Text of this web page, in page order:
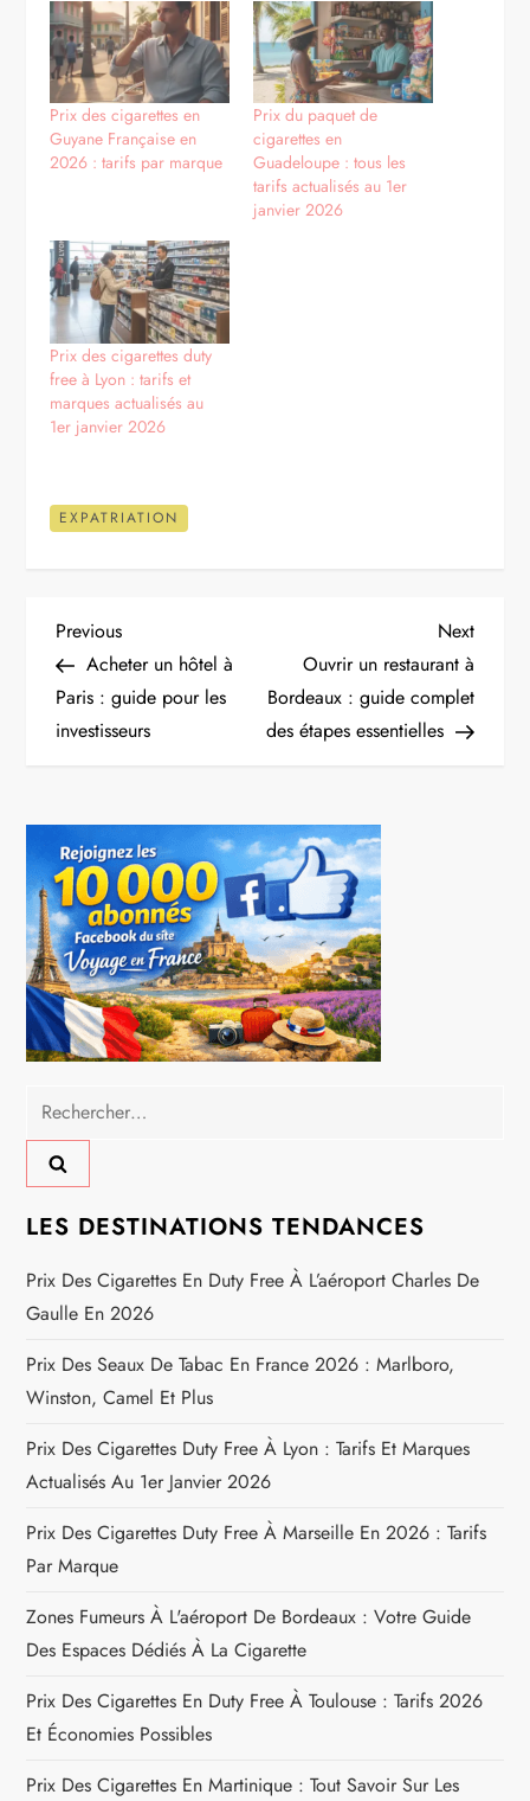
Prix des cigarettes en
Guyane Française en
2026 : tarifs par marque
Prix du paquet de
cigarettes en
Guadeloupe : tous les
tarifs actualisés au 1er
janvier 2026
Prix des cigarettes duty
free à Lyon : tarifs et
marques actualisés au
1er janvier 2026
EXPATRIATION
N
a
v
i
g
a
t
i
o
n
d
e
l
’
a
r
t
i
c
l
e
Previous
Post
Previous
Acheter un hôtel à
Paris : guide pour les
investisseurs
Next
Post
Next
Ouvrir un restaurant à
Bordeaux : guide complet
des étapes essentielles
Rechercher :
LES DESTINATIONS TENDANCES
Prix Des Cigarettes En Duty Free À L’aéroport Charles De
Gaulle En 2026
Prix Des Seaux De Tabac En France 2026 : Marlboro,
Winston, Camel Et Plus
Prix Des Cigarettes Duty Free À Lyon : Tarifs Et Marques
Actualisés Au 1er Janvier 2026
Prix Des Cigarettes Duty Free À Marseille En 2026 : Tarifs
Par Marque
Zones Fumeurs À L'aéroport De Bordeaux : Votre Guide
Des Espaces Dédiés À La Cigarette
Prix Des Cigarettes En Duty Free À Toulouse : Tarifs 2026
Et Économies Possibles
Prix Des Cigarettes En Martinique : Tout Savoir Sur Les